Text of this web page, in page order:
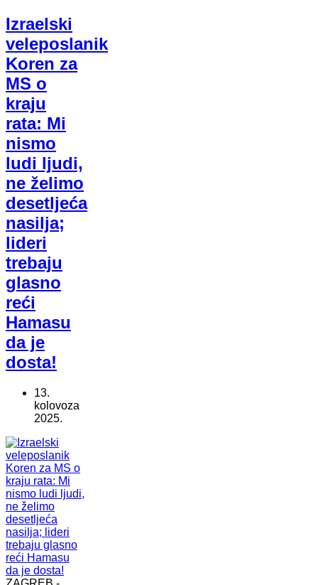
Izraelski
veleposlanik
Koren za
MS o
kraju
rata: Mi
nismo
ludi ljudi,
ne želimo
desetljeća
nasilja;
lideri
trebaju
glasno
reći
Hamasu
da je
dosta!
13.
kolovoza
2025.